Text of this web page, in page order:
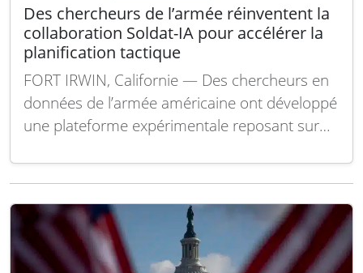
Des chercheurs de l’armée réinventent la
collaboration Soldat-IA pour accélérer la
planification tactique
FORT IRWIN, Californie — Des chercheurs en
données de l’armée américaine ont développé
une plateforme expérimentale reposant sur
le processus de planification décisionnelle
délais de planification de plusieurs jours ou
heures à quelques secondes, tout en
permettant une… Lire la suite